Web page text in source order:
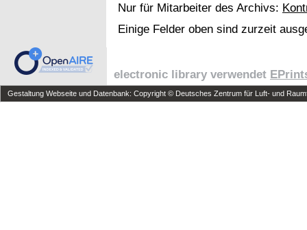
Nur für Mitarbeiter des Archivs:
Einige Felder oben sind zurzeit
electronic library verwendet
Gestaltung Webseite und Datenbank: Copyright © Deutsches Zentrum für Luft- und